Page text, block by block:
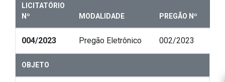
LICITATÓRIO
Nº
MODALIDADE PREGÃO Nº
004/2023 Pregão Eletrônico 002/2023
OBJETO